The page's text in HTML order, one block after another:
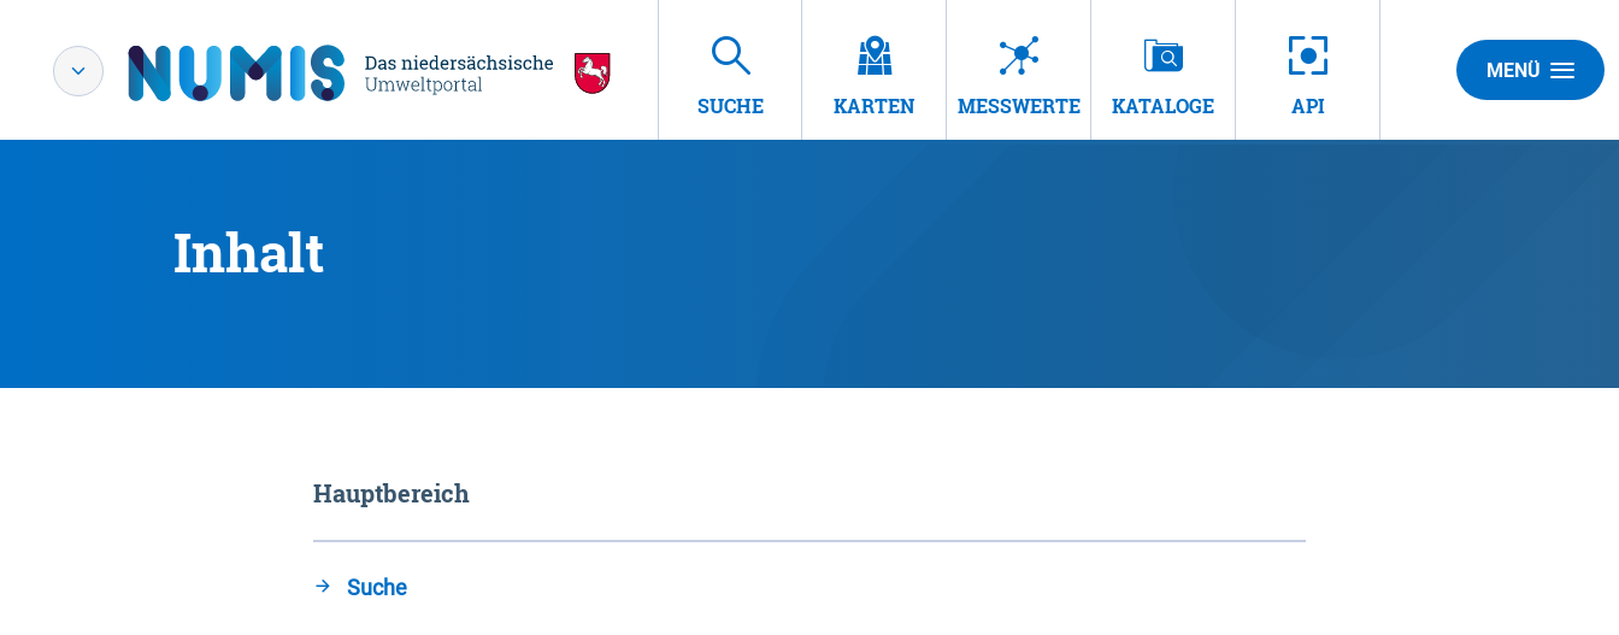
SUCHE KARTEN MESSWERTE KATALOGE API
MENÜ
Inhalt
Hauptbereich
Suche